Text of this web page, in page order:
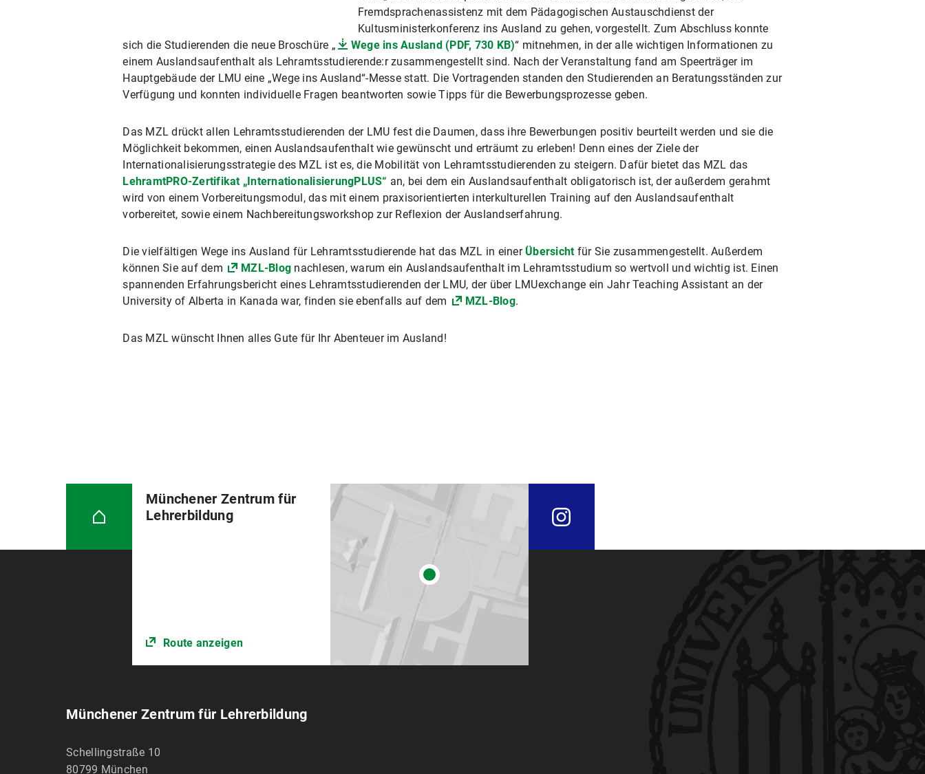
Fremdsprachenassistenz mit dem Pädagogischen Austauschdienst der
Kultusministerkonferenz ins Ausland zu gehen, vorgestellt. Zum Abschluss konnte
sich die Studierenden die neue Broschüre „
Wege ins Ausland (PDF, 730 KB)“ mitnehmen, in der alle wichtigen Informationen zu
einem Auslandsaufenthalt als Lehramtsstudierende:r zusammengestellt sind. Nach der Veranstaltung fand am Speerträger im
Hauptgebäude der LMU eine „Wege ins Ausland“-Messe statt. Die Vortragenden standen den Studierenden an Beratungsständen zur
Verfügung und konnten individuelle Fragen beantworten sowie Tipps für die Bewerbungsprozesse geben.
Das MZL drückt allen Lehramtsstudierenden der LMU fest die Daumen, dass ihre Bewerbungen positiv beurteilt werden und sie die
Möglichkeit bekommen, einen Auslandsaufenthalt wie gewünscht und erträumt zu erleben! Denn eines der Ziele der
Internationalisierungsstrategie des MZL ist es, die Mobilität von Lehramtsstudierenden zu steigern. Dafür bietet das MZL das
LehramtPRO-Zertifikat „InternationalisierungPLUS“ an, bei dem ein Auslandsaufenthalt obligatorisch ist, der außerdem gerahmt
wird von einem Vorbereitungsmodul, das mit einem praxisorientierten interkulturellen Training auf den Auslandsaufenthalt
vorbereitet, sowie einem Nachbereitungsworkshop zur Reflexion der Auslandserfahrung.
Die vielfältigen Wege ins Ausland für Lehramtsstudierende hat das MZL in einerÜbersichtfür Sie zusammengestellt. Außerdem
können Sie auf dem
MZL-Blog nachlesen, warum ein Auslandsaufenthalt im Lehramtsstudium so wertvoll und wichtig ist. Einen
spannenden Erfahrungsbericht eines Lehramtsstudierenden der LMU, der über LMUexchange ein Jahr Teaching Assistant an der
University of Alberta in Kanada war, finden sie ebenfalls auf dem
MZL-Blog.
Das MZL wünscht Ihnen alles Gute für Ihr Abenteuer im Ausland!
Münchener Zentrum für
Lehrerbildung
Route anzeigen
Münchener Zentrum für Lehrerbildung
Schellingstraße 10
80799 München